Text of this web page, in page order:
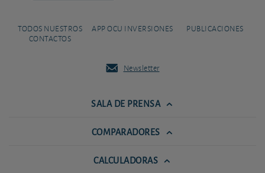
TODOS NUESTROS
CONTACTOS
APP OCU INVERSIONES PUBLICACIONES
Newsletter
SALA DE PRENSA
COMPARADORES
CALCULADORAS